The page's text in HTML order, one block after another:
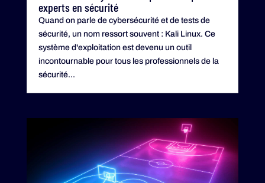
experts en sécurité
Quand on parle de cybersécurité et de tests de
sécurité, un nom ressort souvent : Kali Linux. Ce
système d'exploitation est devenu un outil
incontournable pour tous les professionnels de la
sécurité...